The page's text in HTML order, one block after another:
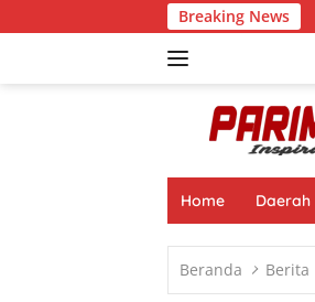
ke
Breaking News
Home Daerah
Beranda Berita